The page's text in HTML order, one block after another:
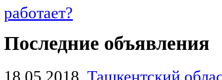
работает?
Последние объявления